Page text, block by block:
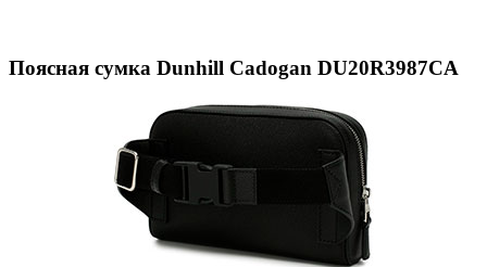
Поясная сумка Dunhill Cadogan DU20R3987CA